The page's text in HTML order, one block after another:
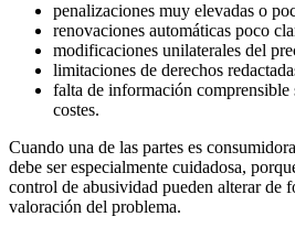
penalizaciones muy elevadas o
renovaciones automáticas poco
modificaciones unilaterales del
limitaciones de derechos
falta de información comprensible
costes.
Cuando una de las partes es
debe ser especialmente cuidadosa,
control de abusividad pueden alterar de
valoración del problema.